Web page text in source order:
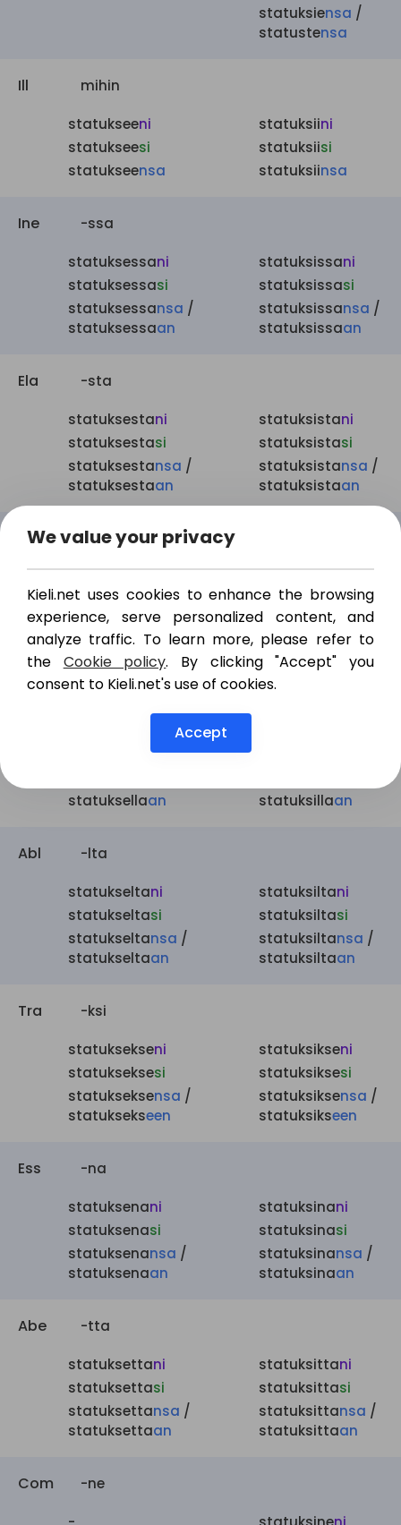
statuksiensa /
statustensa
Ill mihin
statukseeni
statukseesi
statukseensa
statuksiini
statuksiisi
statuksiinsa
Ine -ssa
statuksessani
statuksessasi
statuksessansa /
statuksessaan
statuksissani
statuksissasi
statuksissansa /
statuksissaan
Ela -sta
statuksestani
statuksestasi
statuksestansa /
statuksestaan
statuksistani
statuksistasi
statuksistansa /
statuksistaan
All -lle
statukselleni
statuksellesi
statuksellensa /
statuksell een
statuksilleni
statuksillesi
statuksillensa/
statuksillean
Ade -lla
si
statuksellaan
statuksillaan
Abl -lta
statukseltani
statukseltasi
statukseltansa /
statukseltaan
statuksiltani
statuksiltasi
statuksiltansa /
statuksiltaan
Tra -ksi
statuksekseni
statukseksesi
statukseksensa /
statuksekseen
statuksikseni
statuksiksesi
statuksiksensa /
statuksikseen
Ess -na
statuksenani
statuksenasi
statuksenansa /
statuksenaan
statuksinani
statuksinasi
statuksinansa /
statuksinaan
Abe -tta
statuksettani
statuksettasi
statuksettansa /
statuksettaan
statuksittani
statuksittasi
statuksittansa /
statuksittaan
Com -ne
We value your privacy
Kieli.net uses cookies to enhance the browsing
experience, serve personalized content, and
analyze traffic. To learn more, please refer to
the Cookie policy. By clicking "Accept" you
consent to Kieli.net's use of cookies.
Accept